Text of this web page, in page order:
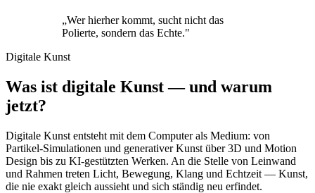
„Wer hierher kommt, sucht nicht das
Polierte, sondern das Echte."
Digitale Kunst
Was ist digitale Kunst — und warum
jetzt?
Digitale Kunst entsteht mit dem Computer als Medium: von
Partikel-Simulationen und generativer Kunst über 3D und Motion
Design bis zu KI-gestützten Werken. An die Stelle von Leinwand
und Rahmen treten Licht, Bewegung, Klang und Echtzeit — Kunst,
die nie exakt gleich aussieht und sich ständig neu erfindet.